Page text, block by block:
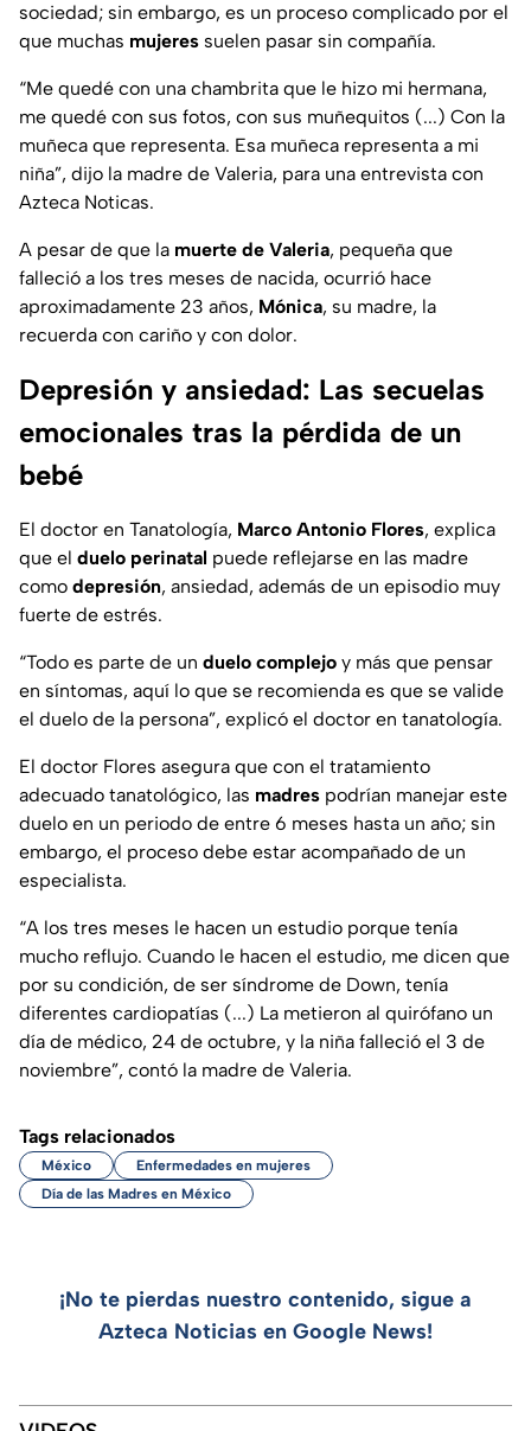
sociedad; sin embargo, es un proceso complicado por el
que muchas mujeres suelen pasar sin compañía.
“Me quedé con una chambrita que le hizo mi hermana,
me quedé con sus fotos, con sus muñequitos (...) Con la
muñeca que representa. Esa muñeca representa a mi
niña”, dijo la madre de Valeria, para una entrevista con
Azteca Noticas.
A pesar de que la muerte de Valeria, pequeña que
falleció a los tres meses de nacida, ocurrió hace
aproximadamente 23 años, Mónica, su madre, la
recuerda con cariño y con dolor.
Depresión y ansiedad: Las secuelas
emocionales tras la pérdida de un
bebé
El doctor en Tanatología, Marco Antonio Flores, explica
que el duelo perinatal puede reflejarse en las madre
como depresión, ansiedad, además de un episodio muy
fuerte de estrés.
“Todo es parte de un duelo complejo y más que pensar
en síntomas, aquí lo que se recomienda es que se valide
el duelo de la persona”, explicó el doctor en tanatología.
El doctor Flores asegura que con el tratamiento
adecuado tanatológico, las madres podrían manejar este
duelo en un periodo de entre 6 meses hasta un año; sin
embargo, el proceso debe estar acompañado de un
especialista.
“A los tres meses le hacen un estudio porque tenía
mucho reflujo. Cuando le hacen el estudio, me dicen que
por su condición, de ser síndrome de Down, tenía
diferentes cardiopatías (...) La metieron al quirófano un
día de médico, 24 de octubre, y la niña falleció el 3 de
noviembre”, contó la madre de Valeria.
Tags relacionados
México
Enfermedades en mujeres
Día de las Madres en México
¡No te pierdas nuestro contenido, sigue a
Azteca Noticias en Google News!